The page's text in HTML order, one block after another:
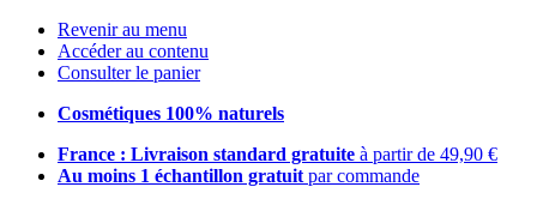
Revenir au menu
Accéder au contenu
Consulter le panier
Cosmétiques 100% naturels
France : Livraison standard gratuite à partir de 49,90 €
Au moins 1 échantillon gratuit par commande